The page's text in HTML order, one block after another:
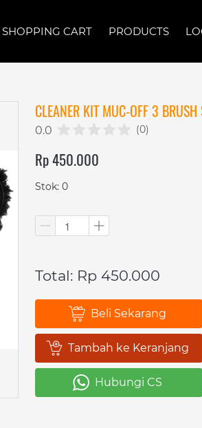
SHOPPING CART PRODUCTS
SHOPPING CART PRODUCTS
CLEANER KIT MUC-OFF 3 BRUSH
0.0 (0)
Rp 450.000
Stok: 0
Total: Rp 450.000
` Beli Sekarang
` Tambah ke Keranjang
` Hubungi CS